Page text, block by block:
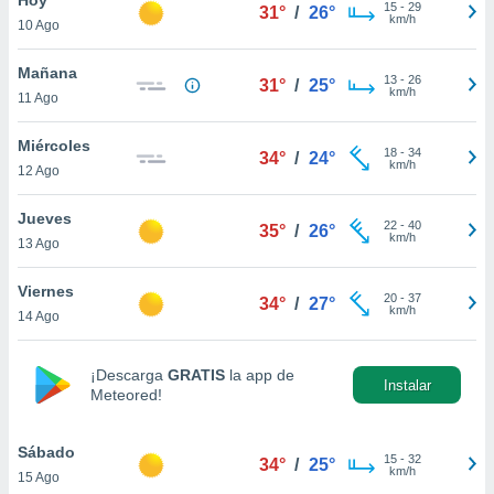
en
más
nuestra
de
aceptar
de
10 Ago
31° / 26° 15- 29
km/h
Mañana
11 Ago
31° / 25° 13- 26
km/h
Miércoles
12 Ago
34° / 24° 18- 34
km/h
Jueves
13 Ago
35° / 26° 22- 40
km/h
Viernes
14 Ago
34° / 27° 20- 37
km/h
¡Descarga GRATIS la app de
Meteored!
Instalar
Sábado
15 Ago
34° / 25° 15- 32
km/h